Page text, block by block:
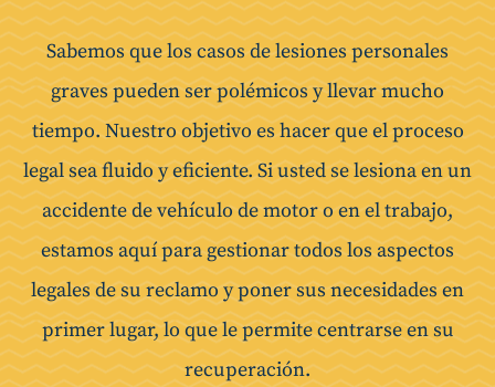
Sabemos que los casos de lesiones personales
graves pueden ser polémicos y llevar mucho
tiempo. Nuestro objetivo es hacer que el proceso
legal sea fluido y eficiente. Si usted se lesiona en un
accidente de vehículo de motor o en el trabajo,
estamos aquí para gestionar todos los aspectos
legales de su reclamo y poner sus necesidades en
primer lugar, lo que le permite centrarse en su
recuperación.